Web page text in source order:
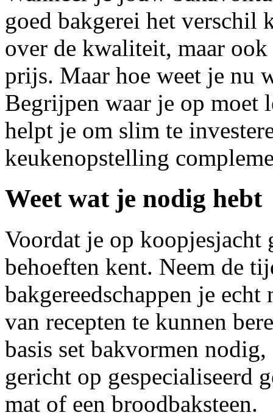
goed bakgerei het verschil
over de kwaliteit, maar
prijs. Maar hoe weet je nu
Begrijpen waar je op moet
helpt je om slim te
keukenopstelling
Weet wat je nodig hebt
Voordat je op
behoeften kent. Neem de
bakgereedschappen je
van recepten te kunnen
basis set bakvormen
gericht op gespecialiseerd
mat of een broodbaksteen.